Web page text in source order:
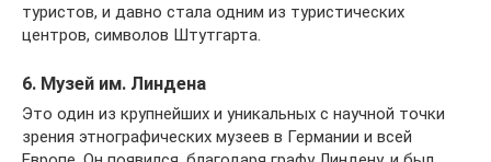
туристов, и давно стала одним из туристических
центров, символов Штутгарта.
6. Музей им. Линдена
Это один из крупнейших и уникальных с научной точки
зрения этнографических музеев в Германии и всей